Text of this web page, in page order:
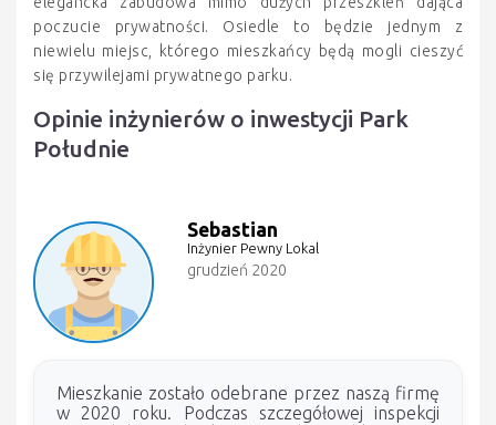
poczucie prywatności. Osiedle to będzie jednym z
niewielu miejsc, którego mieszkańcy będą mogli cieszyć
się przywilejami prywatnego parku.
Opinie inżynierów o inwestycji Park
Południe
Sebastian
Inżynier Pewny Lokal
grudzień 2020
Mieszkanie zostało odebrane przez naszą firmę
w 2020 roku. Podczas szczegółowej inspekcji